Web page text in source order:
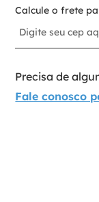
Calcule o frete
Precisa de
Fale conosco